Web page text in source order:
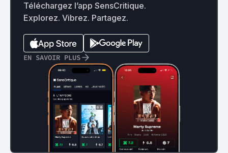
Téléchargez l’app SensCritique.
Explorez. Vibrez. Partagez.
EN SAVOIR PLUS